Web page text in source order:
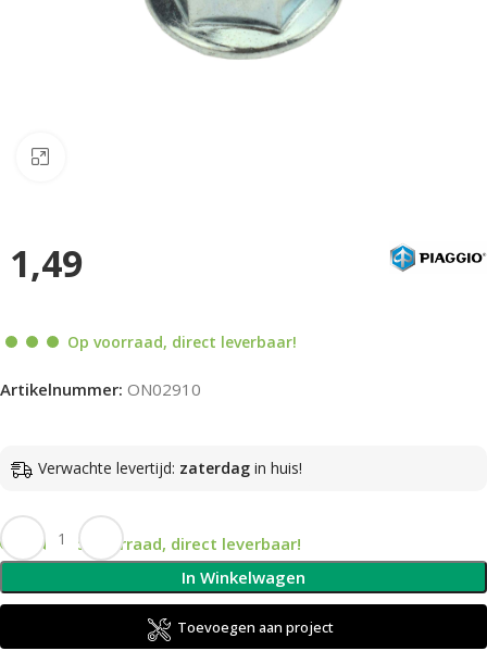
1,49
Op voorraad, direct leverbaar!
Artikelnummer: ON02910
Verwachte levertijd: zaterdag in huis!
Op voorraad, direct leverbaar!
In Winkelwagen
Toevoegen aan project